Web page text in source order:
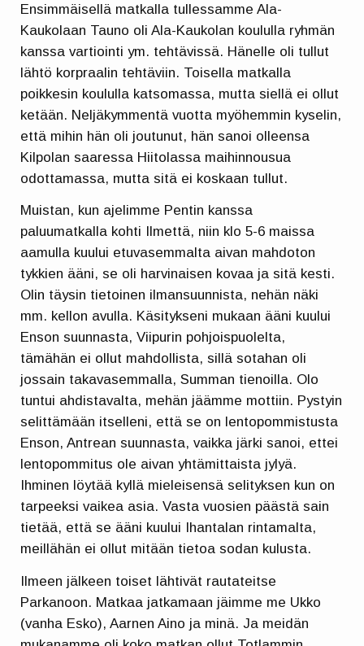
Ensimmäisellä matkalla tullessamme Ala-
Kaukolaan Tauno oli Ala-Kaukolan koululla ryhmän
kanssa vartiointi ym. tehtävissä. Hänelle oli tullut
lähtö korpraalin tehtäviin. Toisella matkalla
poikkesin koululla katsomassa, mutta siellä ei ollut
ketään. Neljäkymmentä vuotta myöhemmin kyselin,
että mihin hän oli joutunut, hän sanoi olleensa
Kilpolan saaressa Hiitolassa maihinnousua
odottamassa, mutta sitä ei koskaan tullut.
Muistan, kun ajelimme Pentin kanssa
paluumatkalla kohti Ilmettä, niin klo 5-6 maissa
aamulla kuului etuvasemmalta aivan mahdoton
tykkien ääni, se oli harvinaisen kovaa ja sitä kesti.
Olin täysin tietoinen ilmansuunnista, nehän näki
mm. kellon avulla. Käsitykseni mukaan ääni kuului
Enson suunnasta, Viipurin pohjoispuolelta,
tämähän ei ollut mahdollista, sillä sotahan oli
jossain takavasemmalla, Summan tienoilla. Olo
tuntui ahdistavalta, mehän jäämme mottiin. Pystyin
selittämään itselleni, että se on lentopommistusta
Enson, Antrean suunnasta, vaikka järki sanoi, ettei
lentopommitus ole aivan yhtämittaista jylyä.
Ihminen löytää kyllä mieleisensä selityksen kun on
tarpeeksi vaikea asia. Vasta vuosien päästä sain
tietää, että se ääni kuului Ihantalan rintamalta,
meillähän ei ollut mitään tietoa sodan kulusta.
Ilmeen jälkeen toiset lähtivät rautateitse
Parkanoon. Matkaa jatkamaan jäimme me Ukko
(vanha Esko), Aarnen Aino ja minä. Ja meidän